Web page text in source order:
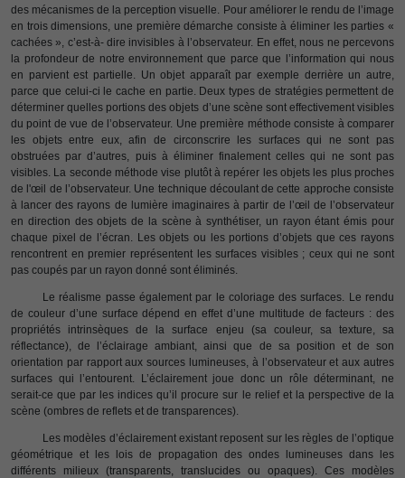
des mécanismes de la perception visuelle. Pour améliorer le rendu de l’image
en trois dimensions, une première démarche consiste à éliminer les parties «
cachées », c’est-à- dire invisibles à l’observateur. En effet, nous ne percevons
la profondeur de notre environnement que parce que l’information qui nous
en parvient est partielle. Un objet apparaît par exemple derrière un autre,
parce que celui-ci le cache en partie. Deux types de stratégies permettent de
déterminer quelles portions des objets d’une scène sont effectivement visibles
du point de vue de l’observateur. Une première méthode consiste à comparer
les objets entre eux, afin de circonscrire les surfaces qui ne sont pas
obstruées par d’autres, puis à éliminer finalement celles qui ne sont pas
visibles. La seconde méthode vise plutôt à repérer les objets les plus proches
de l'œil de l’observateur. Une technique découlant de cette approche consiste
à lancer des rayons de lumière imaginaires à partir de l’œil de l’observateur
en direction des objets de la scène à synthétiser, un rayon étant émis pour
chaque pixel de l’écran. Les objets ou les portions d’objets que ces rayons
rencontrent en premier représentent les surfaces visibles ; ceux qui ne sont
pas coupés par un rayon donné sont éliminés.
Le réalisme passe également par le coloriage des surfaces. Le rendu
de couleur d’une surface dépend en effet d’une multitude de facteurs : des
propriétés intrinsèques de la surface enjeu (sa couleur, sa texture, sa
réflectance), de l’éclairage ambiant, ainsi que de sa position et de son
orientation par rapport aux sources lumineuses, à l’observateur et aux autres
surfaces qui l’entourent. L’éclairement joue donc un rôle déterminant, ne
serait-ce que par les indices qu’il procure sur le relief et la perspective de la
scène (ombres de reflets et de transparences).
Les modèles d’éclairement existant reposent sur les règles de l’optique
géométrique et les lois de propagation des ondes lumineuses dans les
différents milieux (transparents, translucides ou opaques). Ces modèles